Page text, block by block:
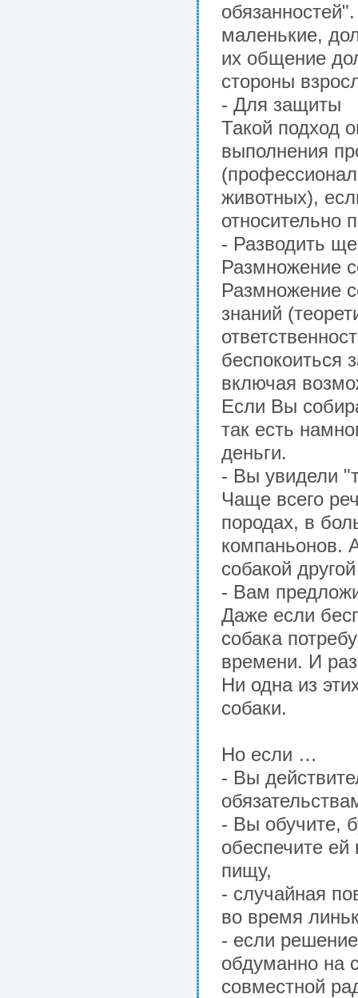
маленькие,
их общение
стороны
- Для защиты
Такой подход
выполнения
животных),
относительно
- Разводить
Размножение
Размножение
знаний
беспокоиться
включая
Если Вы
так есть
деньги.
- Вы увидели
Чаще всего
породах, в
компаньонов.
собакой
- Вам
Даже если
собака
времени. И
Ни одна из
собаки.
Но если …
- Вы
- Вы обучите,
обеспечите
пищу,
- случайная
во время
- если
обдуманно на
совместной